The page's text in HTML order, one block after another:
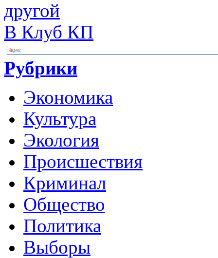
другой
В Клуб КП
Рубрики
Экономика
Культура
Экология
Происшествия
Криминал
Общество
Политика
Выборы